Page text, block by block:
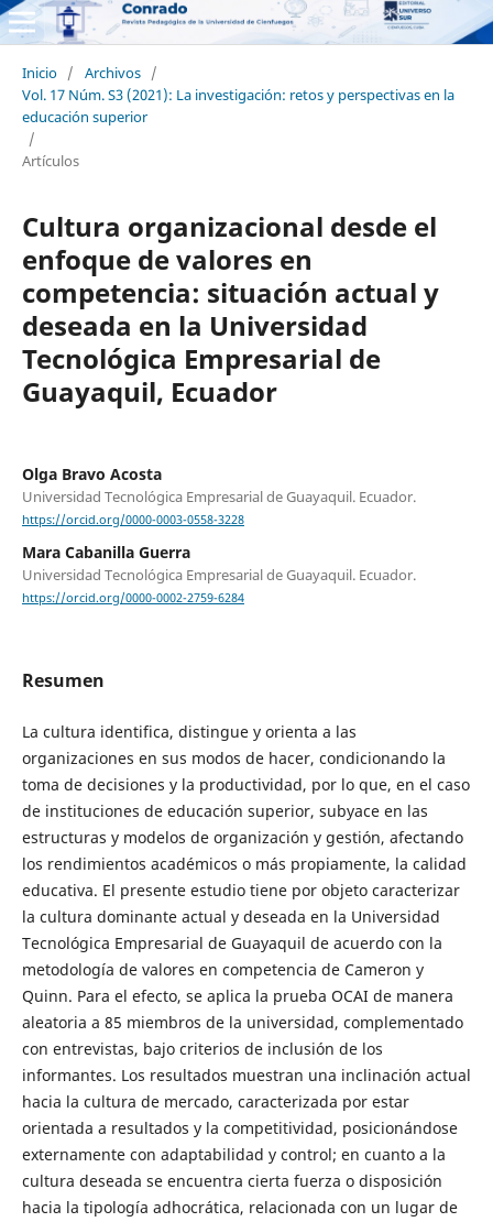
Inicio / Archivos /
Vol. 17 Núm. S3 (2021): La investigación: retos y perspectivas en la
educación superior
/
Artículos
Cultura organizacional desde el
enfoque de valores en
competencia: situación actual y
deseada en la Universidad
Tecnológica Empresarial de
Guayaquil, Ecuador
Olga Bravo Acosta
Universidad Tecnológica Empresarial de Guayaquil. Ecuador.
https://orcid.org/0000-0003-0558-3228
Mara Cabanilla Guerra
Universidad Tecnológica Empresarial de Guayaquil. Ecuador.
https://orcid.org/0000-0002-2759-6284
Resumen
La cultura identifica, distingue y orienta a las
organizaciones en sus modos de hacer, condicionando la
toma de decisiones y la productividad, por lo que, en el caso
de instituciones de educación superior, subyace en las
estructuras y modelos de organización y gestión, afectando
los rendimientos académicos o más propiamente, la calidad
educativa. El presente estudio tiene por objeto caracterizar
la cultura dominante actual y deseada en la Universidad
Tecnológica Empresarial de Guayaquil de acuerdo con la
metodología de valores en competencia de Cameron y
Quinn. Para el efecto, se aplica la prueba OCAI de manera
aleatoria a 85 miembros de la universidad, complementado
con entrevistas, bajo criterios de inclusión de los
informantes. Los resultados muestran una inclinación actual
hacia la cultura de mercado, caracterizada por estar
orientada a resultados y la competitividad, posicionándose
externamente con adaptabilidad y control; en cuanto a la
cultura deseada se encuentra cierta fuerza o disposición
hacia la tipología adhocrática, relacionada con un lugar de